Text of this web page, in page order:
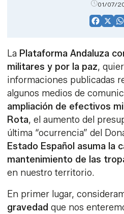
01/07/
X
La Plataforma Andaluza
militares y por la paz,
informaciones publicadas
algunos medios de
ampliación de efectivos
Rota, el aumento del
última “ocurrencia” del
Estado Español asuma la
mantenimiento de las
en nuestro territorio.
En primer lugar,
gravedad que nos